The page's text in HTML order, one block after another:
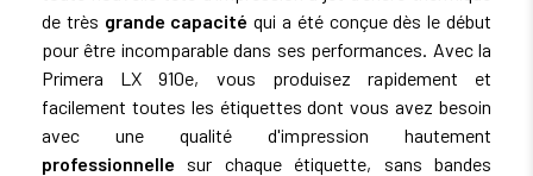
de très grande capacité qui a été conçue dès le début
pour être incomparable dans ses performances. Avec la
Primera LX 910e, vous produisez rapidement et
facilement toutes les étiquettes dont vous avez besoin
avec une qualité d'impression hautement
professionnelle sur chaque étiquette, sans bandes